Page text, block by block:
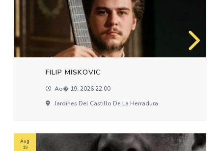
FILIP MISKOVIC
Ao� 19, 2026 22:00
Jardines Del Castillo De La Herradura
Aug
19